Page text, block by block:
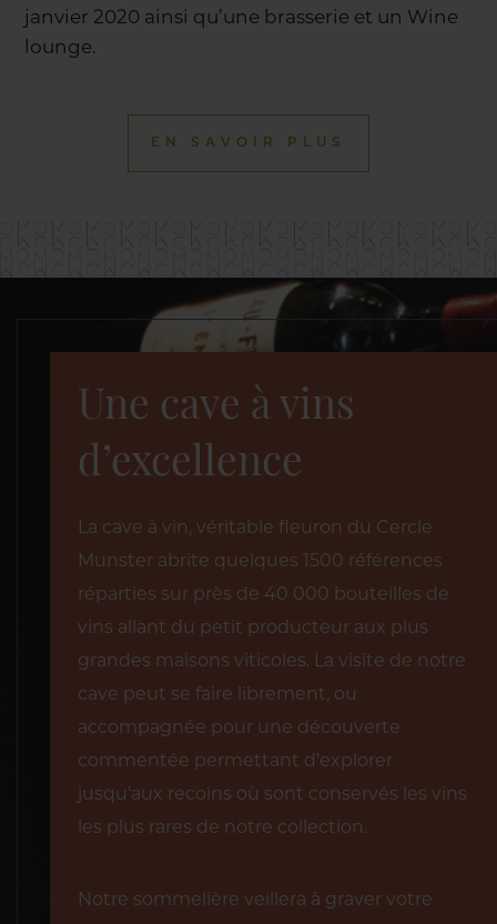
janvier 2020 ainsi qu’une brasserie et un Wine
lounge.
EN SAVOIR PLUS
Une cave à vins
d’excellence
La cave à vin, véritable fleuron du Cercle
Munster abrite quelques 1500 références
réparties sur près de 40 000 bouteilles de
vins allant du petit producteur aux plus
grandes maisons viticoles. La visite de notre
cave peut se faire librement, ou
accompagnée pour une découverte
commentée permettant d’explorer
jusqu’aux recoins où sont conservés les vins
les plus rares de notre collection.
Notre sommelière veillera à graver votre